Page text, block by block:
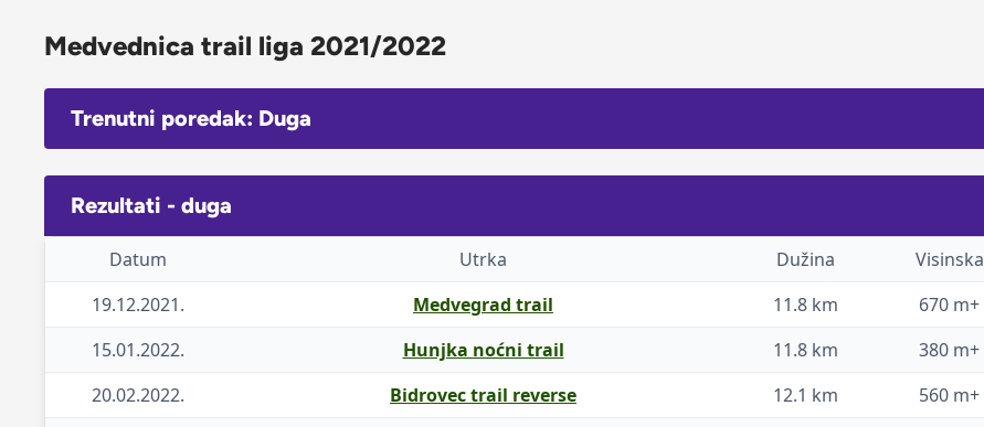
Medvednica trail liga 2021/2022
Trenutni poredak: Duga
Rezultati - duga
Datum Utrka Dužina Visinska
19.12.2021.
Medvegrad trail 11.8 km 670 m+
15.01.2022.
Hunjka noćni trail 11.8 km 380 m+
20.02.2022.
Bidrovec trail reverse 12.1 km 560 m+